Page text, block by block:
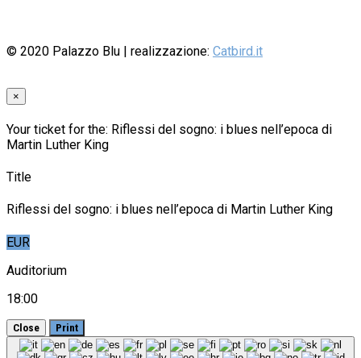
© 2020 Palazzo Blu | realizzazione: Catbird.it
×
Your ticket for the: Riflessi del sogno: i blues nell’epoca di
Martin Luther King
Title
Riflessi del sogno: i blues nell’epoca di Martin Luther King
EUR
Auditorium
18:00
Close Print